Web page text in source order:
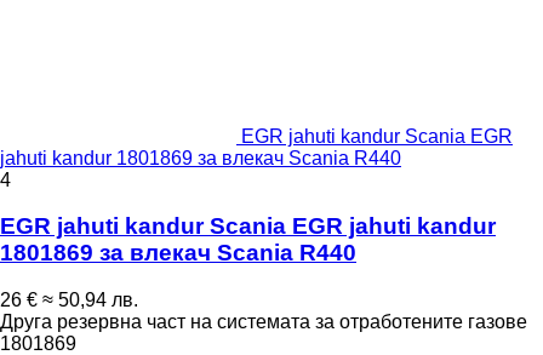
EGR jahuti kandur Scania EGR
jahuti kandur 1801869 за влекач Scania R440
4
EGR jahuti kandur Scania EGR jahuti kandur
1801869 за влекач Scania R440
26 € ≈ 50,94 лв.
Друга резервна част на системата за отработените газове
1801869